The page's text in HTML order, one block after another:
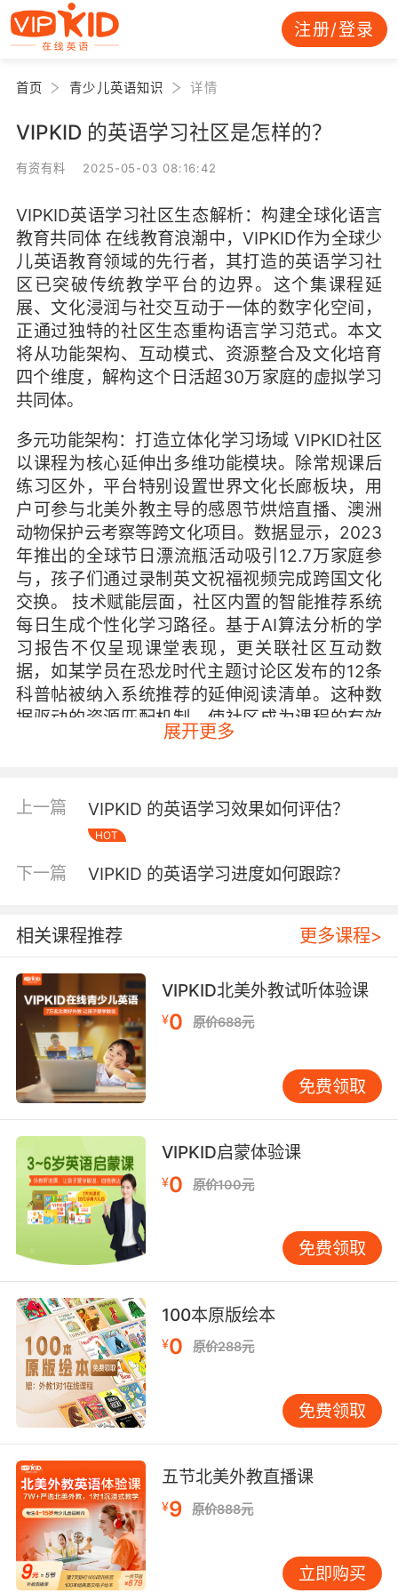
注册/登录
首页 青少儿英语知识 详情
VIPKID 的英语学习社区是怎样的？
有资有料 2025-05-03 08:16:42
VIPKID英语学习社区生态解析：构建全球化语言
教育共同体 在线教育浪潮中，VIPKID作为全球少
儿英语教育领域的先行者，其打造的英语学习社
区已突破传统教学平台的边界。这个集课程延
展、文化浸润与社交互动于一体的数字化空间，
正通过独特的社区生态重构语言学习范式。本文
将从功能架构、互动模式、资源整合及文化培育
四个维度，解构这个日活超30万家庭的虚拟学习
共同体。
多元功能架构：打造立体化学习场域 VIPKID社区
以课程为核心延伸出多维功能模块。除常规课后
练习区外，平台特别设置世界文化长廊板块，用
户可参与北美外教主导的感恩节烘焙直播、澳洲
动物保护云考察等跨文化项目。数据显示，2023
年推出的全球节日漂流瓶活动吸引12.7万家庭参
与，孩子们通过录制英文祝福视频完成跨国文化
交换。 技术赋能层面，社区内置的智能推荐系统
每日生成个性化学习路径。基于AI算法分析的学
习报告不仅呈现课堂表现，更关联社区互动数
据，如某学员在恐龙时代主题讨论区发布的12条
科普帖被纳入系统推荐的延伸阅读清单。这种数
据驱动的资源匹配机制，使社区成为课程的有效
单向授课模式，外教通过社区发起单词猎人游
戏，学员需在东京迪士尼实景图中寻找隐藏词
使学员周均开口时长提升40%。家长端设立成长
手家庭提供参考范式。 平台创新的双轨交流机制
浸，而家长专属交流区则提供中英双语支持。这
种分层设计既保障学习纯粹性，又解决家长实操
困惑，形成完整的教育支持闭环。
资源整合体系：构建教育生态系统 社区资源库整
合全球优质内容，与牛津大学出版社合作的分级
阅读计划已上线2000+原版绘本。更具特色的是
用户共创内容机制——北美外教上传的纽约街头
采访视频成为口语教学素材，中国学员制作的中
国传统节日英文动画被纳入国际文化课程资源
包。 第三方教育工具接入方面，社区嵌入语音评
测引擎，学员跟读《哈利波特》片段的发音数据
可即时获得音素级反馈。2023年引入的VR教室
功能，使加州外教能走进北京学员的客厅进行沉
浸式对话教学，技术消弭的地理距离重塑教育交
互形态。
文化氛围营造：培育全球化公民意识 社区施行英
文名生存法则，要求所有互动
使用英文名强化身
份认知。每年举办的小小外交官辩论赛，参赛者
需用英语论证人工智能对语言学习的影响等前沿
议题。剑桥大学语言研究中心指出，这种高阶思
维训练使学员思辨能力提升显著。 文化价值观渗
透体现在细节中：圣诞节期间社区发起极地动物
保护公益项目，学员通过录制英文倡议视频参与
环保行动；传统文化出海计划组织学员用英语向
外教讲解端午节习俗。这种双向文化传播实践，
展开更多
上一篇 VIPKID 的英语学习效果如何评估？
HOT
下一篇 VIPKID 的英语学习进度如何跟踪？
相关课程推荐 更多课程>
VIPKID北美外教试听体验课
¥0 原价688元
免费领取
VIPKID启蒙体验课
¥0 原价100元
免费领取
100本原版绘本
¥0 原价288元
免费领取
五节北美外教直播课
¥9 原价888元
立即购买